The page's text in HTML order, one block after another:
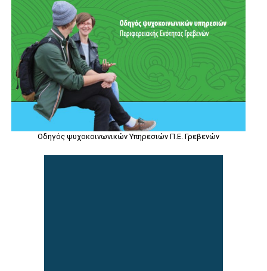
Οδηγός ψυχοκοινωνικών Υπηρεσιών Π.Ε. Γρεβενών